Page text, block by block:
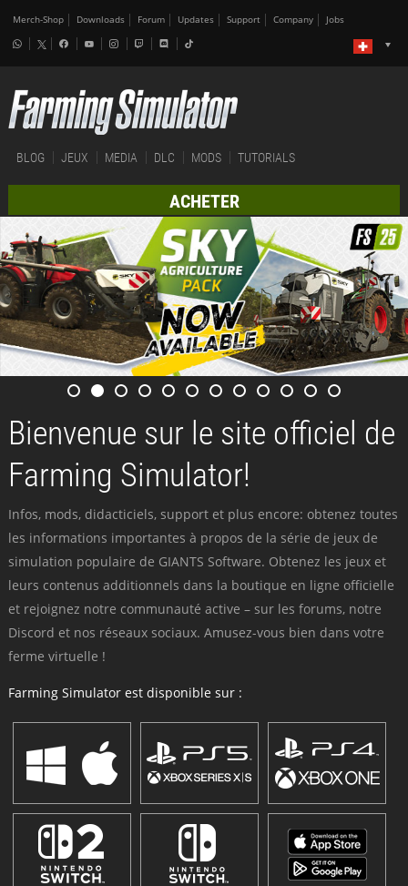
Merch-Shop Downloads Forum Updates Support Company Jobs
BLOG JEUX MEDIA DLC MODS TUTORIALS
ACHETER
Bienvenue sur le site officiel de
Farming Simulator!
Infos, mods, didacticiels, support et plus encore: obtenez toutes
les informations importantes à propos de la série de jeux de
simulation populaire de GIANTS Software. Obtenez les jeux et
leurs contenus additionnels dans la boutique en ligne officielle
et rejoignez notre communauté active – sur les forums, notre
Discord et nos réseaux sociaux. Amusez-vous bien dans votre
ferme virtuelle !
Farming Simulator est disponible sur :